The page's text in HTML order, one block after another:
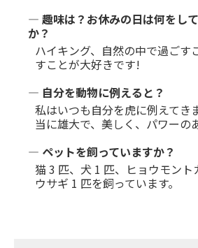
― 趣味は？お休みの日は何をし
か？
ハイキング、自然の中で過ごす
すことが大好きです!
― 自分を動物に例えると？
私はいつも自分を虎に例えてき
当に雄大で、美しく、パワーの
― ペットを飼っていますか？
猫 3 匹、犬 1 匹、ヒョウモント
ウサギ 1 匹を飼っています。